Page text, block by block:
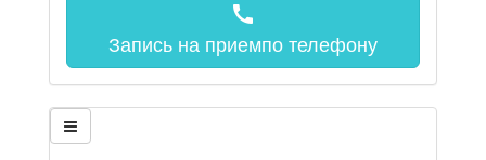
call
Запись на приемпо телефону